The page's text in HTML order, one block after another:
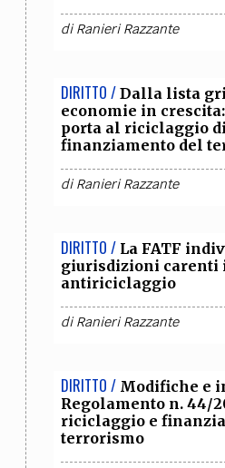
diRanieri Razzante
DIRITTO / Dalla lista
economie in
porta al riciclaggio
finanziamento del
diRanieri Razzante
DIRITTO / La FATF
giurisdizioni carenti
antiriciclaggio
diRanieri Razzante
DIRITTO / Modifiche e
Regolamento n. 44/
riciclaggio e
terrorismo